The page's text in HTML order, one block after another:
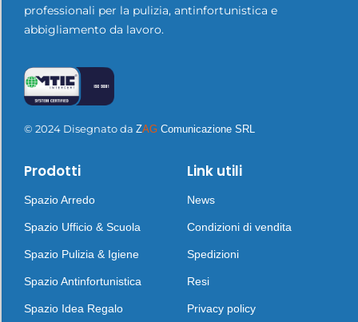
professionali per la pulizia, antinfortunistica e
abbigliamento da lavoro.
© 2024 Disegnato da ZAG Comunicazione SRL
Prodotti
Spazio Arredo
Spazio Ufficio & Scuola
Spazio Pulizia & Igiene
Spazio Antinfortunistica
Spazio Idea Regalo
Link utili
News
Condizioni di vendita
Spedizioni
Resi
Privacy policy